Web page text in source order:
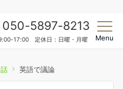
050-5897-8213
17:00 定休日：日曜・月曜 Menu
英語で議論